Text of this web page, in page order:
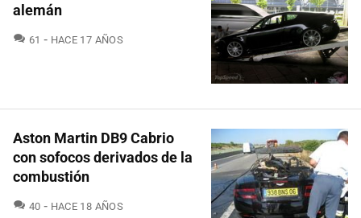
alemán
61 COMENTARIOS
HACE 17 AÑOS
Aston Martin DB9 Cabrio
con sofocos derivados de la
combustión
40 COMENTARIOS
HACE 18 AÑOS